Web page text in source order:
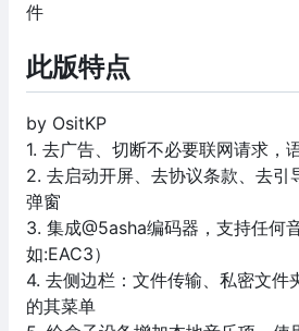
件
此版特点
by OsitKP
1. 去广告、切断不必要联网请求，
2. 去启动开屏、去协议条款、去引
弹窗
3. 集成@5asha编码器，支持任何
如:EAC3）
4. 去侧边栏：文件传输、私密文件
的其菜单